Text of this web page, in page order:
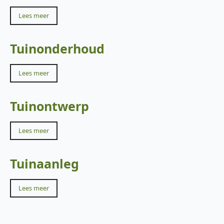
Lees meer
Tuinonderhoud
Lees meer
Tuinontwerp
Lees meer
Tuinaanleg
Lees meer